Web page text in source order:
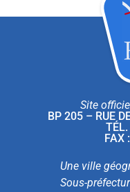
Site
BP 205 – RUE
FAX
Une ville
Sous-